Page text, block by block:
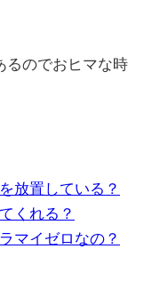
るのでおヒマな時
放置している？
くれる？
マイゼロなの？